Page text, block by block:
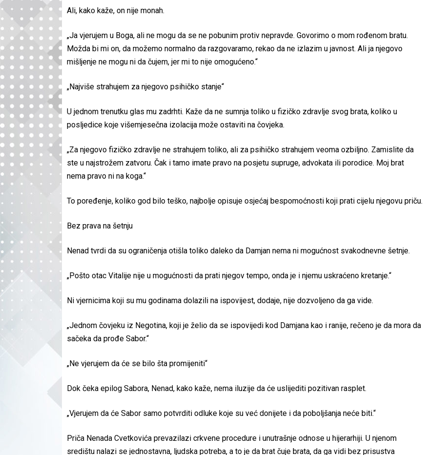
Ali, kako kaže, on nije monah.
„Ja vjerujem u Boga, ali ne mogu da se ne pobunim protiv nepravde. Govorimo o mom rođenom bratu.
Možda bi mi on, da možemo normalno da razgovaramo, rekao da ne izlazim u javnost. Ali ja njegovo
mišljenje ne mogu ni da čujem, jer mi to nije omogućeno.“
„Najviše strahujem za njegovo psihičko stanje“
U jednom trenutku glas mu zadrhti. Kaže da ne sumnja toliko u fizičko zdravlje svog brata, koliko u
posljedice koje višemjesečna izolacija može ostaviti na čovjeka.
„Za njegovo fizičko zdravlje ne strahujem toliko, ali za psihičko strahujem veoma ozbiljno. Zamislite da
ste u najstrožem zatvoru. Čak i tamo imate pravo na posjetu supruge, advokata ili porodice. Moj brat
nema pravo ni na koga.“
To poređenje, koliko god bilo teško, najbolje opisuje osjećaj bespomoćnosti koji prati cijelu njegovu priču.
Bez prava na šetnju
Nenad tvrdi da su ograničenja otišla toliko daleko da Damjan nema ni mogućnost svakodnevne šetnje.
„Pošto otac Vitalije nije u mogućnosti da prati njegov tempo, onda je i njemu uskraćeno kretanje.“
Ni vjernicima koji su mu godinama dolazili na ispovijest, dodaje, nije dozvoljeno da ga vide.
„Jednom čovjeku iz Negotina, koji je želio da se ispovijedi kod Damjana kao i ranije, rečeno je da mora da
sačeka da prođe Sabor.“
„Ne vjerujem da će se bilo šta promijeniti“
Dok čeka epilog Sabora, Nenad, kako kaže, nema iluzije da će uslijediti pozitivan rasplet.
„Vjerujem da će Sabor samo potvrditi odluke koje su već donijete i da poboljšanja neće biti.“
Priča Nenada Cvetkovića prevazilazi crkvene procedure i unutrašnje odnose u hijerarhiji. U njenom
središtu nalazi se jednostavna, ljudska potreba, a to je da brat čuje brata, da ga vidi bez prisustva